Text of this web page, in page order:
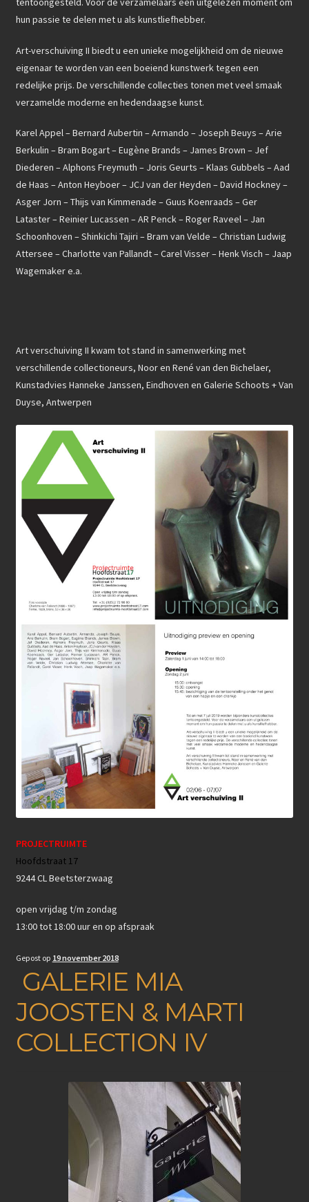
hun passie te delen met u als kunstliefhebber.
Art-verschuiving II biedt u een unieke mogelijkheid om de nieuwe
eigenaar te worden van een boeiend kunstwerk tegen een
redelijke prijs. De verschillende collecties tonen met veel smaak
verzamelde moderne en hedendaagse kunst.
Karel Appel – Bernard Aubertin – Armando – Joseph Beuys – Arie
Berkulin – Bram Bogart – Eugène Brands – James Brown – Jef
Diederen – Alphons Freymuth – Joris Geurts – Klaas Gubbels – Aad
de Haas – Anton Heyboer – JCJ van der Heyden – David Hockney –
Asger Jorn – Thijs van Kimmenade – Guus Koenraads – Ger
Lataster – Reinier Lucassen – AR Penck – Roger Raveel – Jan
Schoonhoven – Shinkichi Tajiri – Bram van Velde – Christian Ludwig
Attersee – Charlotte van Pallandt – Carel Visser – Henk Visch – Jaap
Wagemaker e.a.
Art verschuiving II kwam tot stand in samenwerking met
verschillende collectioneurs, Noor en René van den Bichelaer,
Kunstadvies Hanneke Janssen, Eindhoven en Galerie Schoots + Van
Duyse, Antwerpen
PROJECTRUIMTE
Hoofdstraat 17
9244 CL Beetsterzwaag
open vrijdag t/m zondag
13:00 tot 18:00 uur en op afspraak
Gepost op 19 november 2018
GALERIE MIA
JOOSTEN & MARTI
COLLECTION IV